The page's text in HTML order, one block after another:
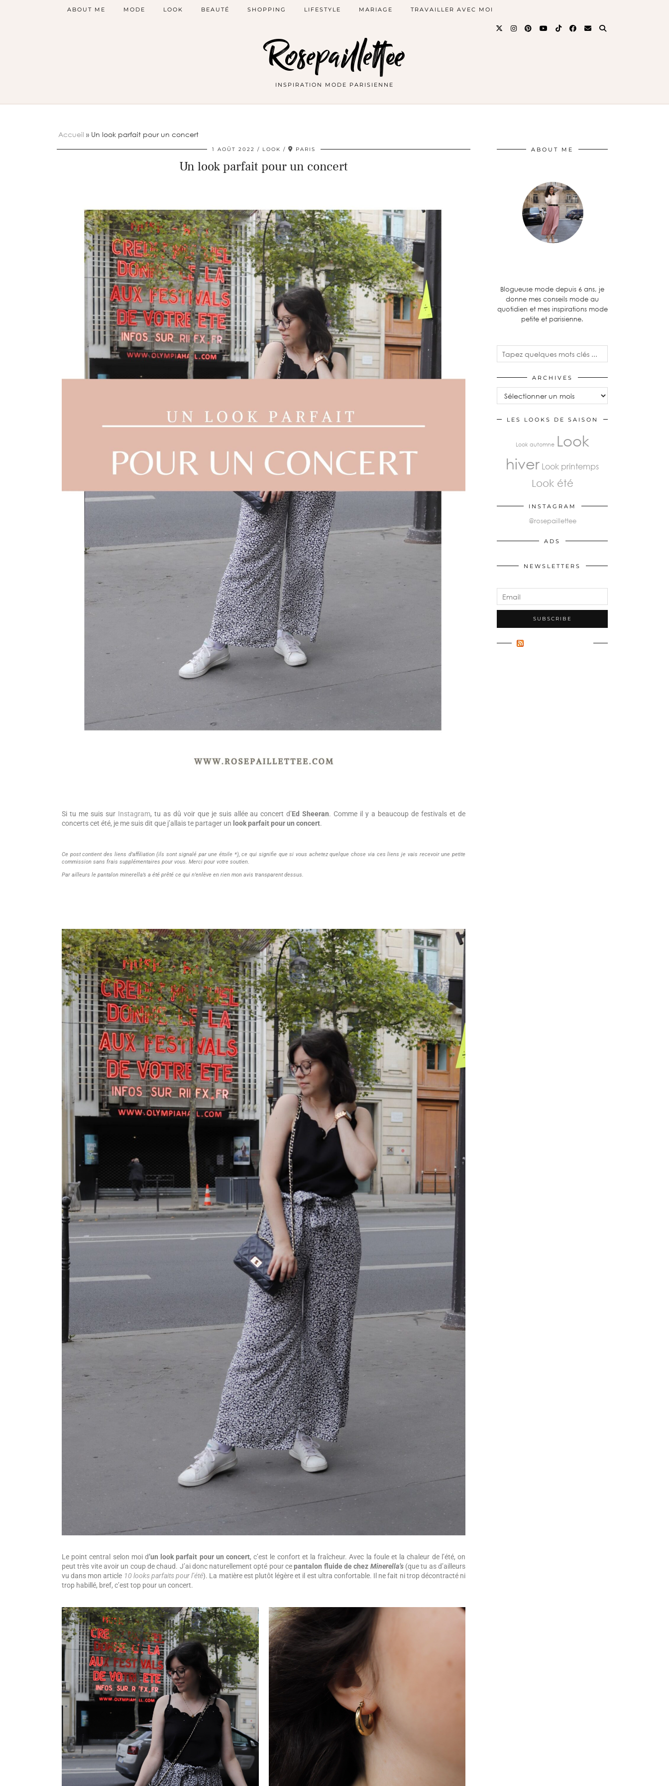
Rosepaillettee
INSPIRATION MODE PARISIENNE
ABOUT ME MODE LOOK BEAUTÉ SHOPPING LIFESTYLE MARIAGE TRAVAILLER AVEC MOI
Accueil » Un look parfait pour un concert
1 AOÛT 2022 LOOK PARIS
Un look parfait pour un concert
Si tu me suis sur Instagram, tu as dû voir que je suis allée au concert d’Ed Sheeran. Comme il y a beaucoup de festivals et de
concerts cet été, je me suis dit que j’allais te partager un look parfait pour un concert.
Ce post contient des liens d’affiliation (ils sont signalé par une étoile *), ce qui signifie que si vous achetez quelque chose via ces liens je vais recevoir une petite
commission sans frais supplémentaires pour vous. Merci pour votre soutien.
Par ailleurs le pantalon minerella’s a été prêté ce qui n’enlève en rien mon avis transparent dessus.
Le point central selon moi d’un look parfait pour un concert, c’est le confort et la fraîcheur. Avec la foule et la chaleur de l’été, on
peut très vite avoir un coup de chaud. J’ai donc naturellement opté pour cepantalon fluide de chez Minerella’s (que tu as d’ailleurs
vu dans mon article 10 looks parfaits pour l’été). La matière est plutôt légère et il est ultra confortable. Il ne fait ni trop décontracté ni
trop habillé, bref, c’est top pour un concert.
ABOUT ME
Blogueuse mode depuis 6 ans, je
donne mes conseils mode au
quotidien et mes inspirations mode
petite et parisienne.
ARCHIVES
LES LOOKS DE SAISON
Look automne Look
hiver Look printemps
Look été
INSTAGRAM
@rosepaillettee
ADS
NEWSLETTERS